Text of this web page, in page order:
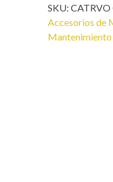
Aceite
Válvulas
cantidad
SKU: CATRVO
Accesorios de